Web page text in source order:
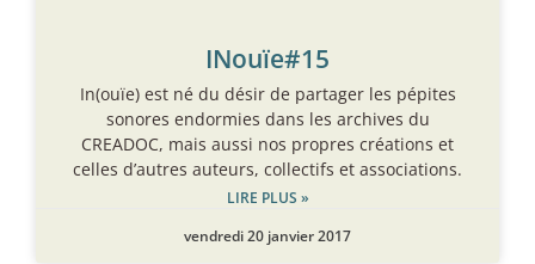
INouïe#15
In(ouïe) est né du désir de partager les pépites
sonores endormies dans les archives du
CREADOC, mais aussi nos propres créations et
celles d’autres auteurs, collectifs et associations.
LIRE PLUS »
vendredi 20 janvier 2017